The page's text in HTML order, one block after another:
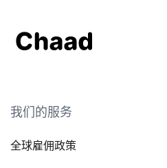
我们的服务
全球雇佣政策